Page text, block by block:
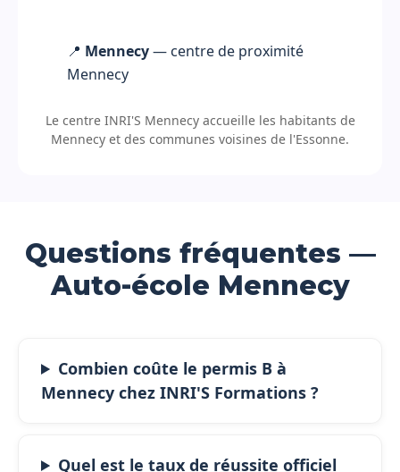
📍 Mennecy— centre de proximité
Mennecy
Le centre INRI'S Mennecy accueille les habitants de
Mennecy et des communes voisines de l'Essonne.
Questions fréquentes —
Auto-école Mennecy
Combien coûte le permis B à
Mennecy chez INRI'S Formations ?
Quel est le taux de réussite officiel